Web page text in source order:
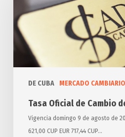
DE CUBA MERCADO CAMBIARIO
Cambio
de
Monedas
Tasa Oficial de Cambio
Vigencia domingo 9 de agosto de
621,00 CUP EUR 717,44 CUP…